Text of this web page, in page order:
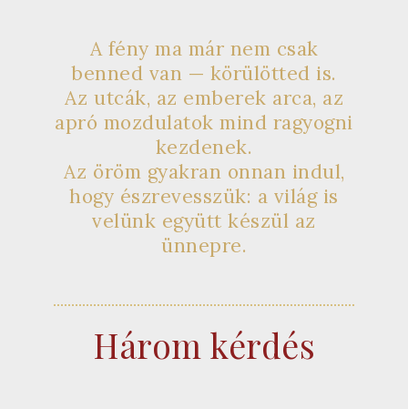
A fény ma már nem csak
benned van — körülötted is.
Az utcák, az emberek arca, az
apró mozdulatok mind ragyogni
kezdenek.
Az öröm gyakran onnan indul,
hogy észrevesszük: a világ is
velünk együtt készül az
ünnepre.
Három kérdés